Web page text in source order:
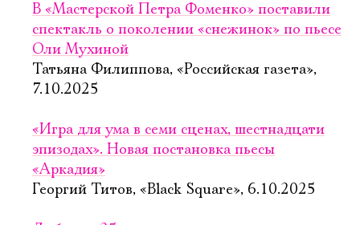
В «Мастерской Петра Фоменко» поставили
спектакль о поколении «снежинок» по пьесе
Оли Мухиной
Татьяна Филиппова, «Российская газета»,
7.10.2025
«Игра для ума в семи сценах, шестнадцати
эпизодах». Новая постановка пьесы
«Аркадия»
Георгий Титов, «Black Square», 6.10.2025